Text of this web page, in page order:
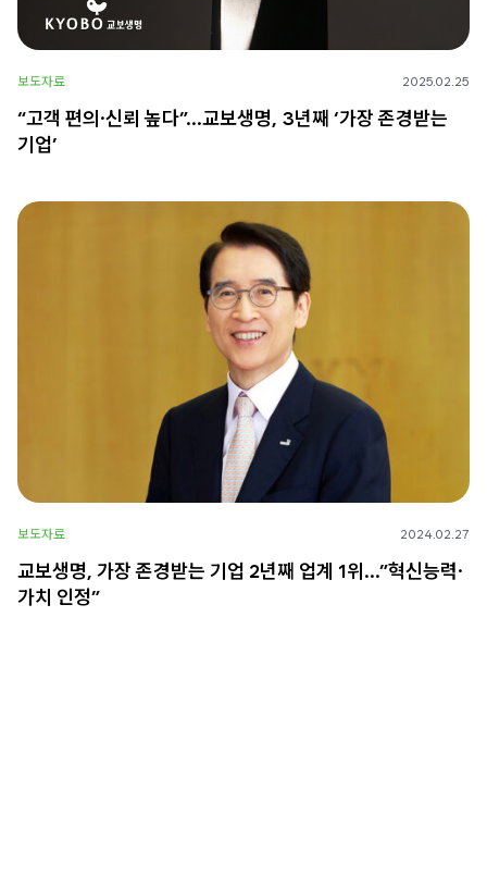
보도자료 2025.02.25
“고객 편의·신뢰 높다”…교보생명, 3년째 ‘가장 존경받는
기업’
보도자료 2024.02.27
교보생명, 가장 존경받는 기업 2년째 업계 1위…”혁신능력·
가치 인정”